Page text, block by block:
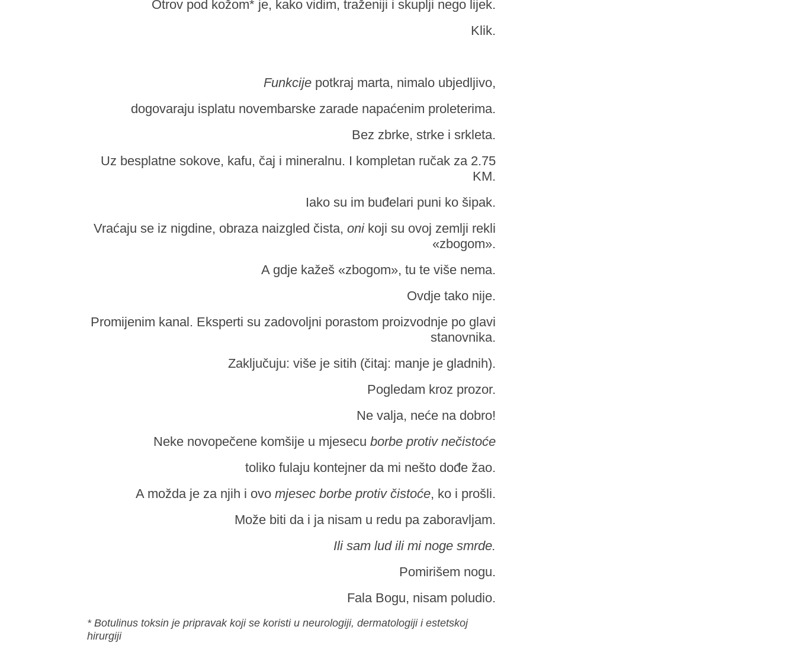
Otrov pod kožom* je, kako vidim, traženiji i skuplji nego lijek.
Klik.
Funkcije potkraj marta, nimalo ubjedljivo,
dogovaraju isplatu novembarske zarade napaćenim proleterima.
Bez zbrke, strke i srkleta.
Uz besplatne sokove, kafu, čaj i mineralnu. I kompletan ručak za 2.75
KM.
Iako su im buđelari puni ko šipak.
Vraćaju se iz nigdine, obraza naizgled čista, onikoji su ovoj zemlji rekli
«zbogom».
A gdje kažeš «zbogom», tu te više nema.
Ovdje tako nije.
Promijenim kanal. Eksperti su zadovoljni porastom proizvodnje po glavi
stanovnika.
Zaključuju: više je sitih (čitaj: manje je gladnih).
Pogledam kroz prozor.
Ne valja, neće na dobro!
Neke novopečene komšije u mjesecu borbe protiv nečistoće
toliko fulaju kontejner da mi nešto dođe žao.
A možda je za njih i ovo mjesec borbe protiv čistoće, ko i prošli.
Može biti da i ja nisam u redu pa zaboravljam.
Ili sam lud ili mi noge smrde.
Pomirišem nogu.
Fala Bogu, nisam poludio.
* Botulinus toksin je pripravak koji se koristi u neurologiji, dermatologiji i estetskoj
hirurgiji